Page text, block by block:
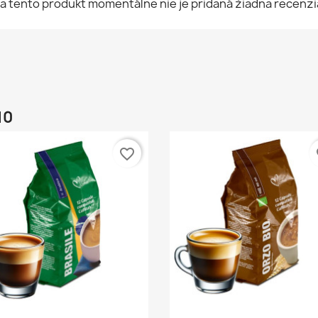
tento produkt momentálne nie je pridaná žiadna
favorite_border